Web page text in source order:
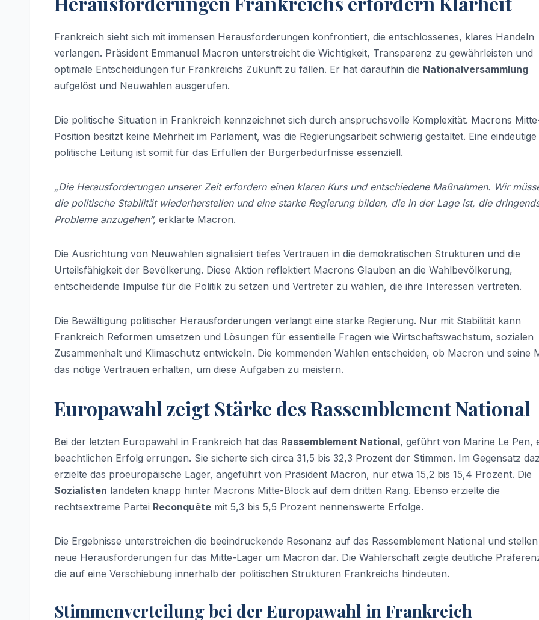
Frankreich sieht sich mit immensen Herausforderungen konfrontiert, die entschlossenes, klares Handeln
verlangen. Präsident Emmanuel Macron unterstreicht die Wichtigkeit, Transparenz zu gewährleisten und
optimale Entscheidungen für Frankreichs Zukunft zu fällen. Er hat daraufhin die Nationalversammlung
aufgelöst und Neuwahlen ausgerufen.
Die politische Situation in Frankreich kennzeichnet sich durch anspruchsvolle Komplexität. Macrons
Position besitzt keine Mehrheit im Parlament, was die Regierungsarbeit schwierig gestaltet. Eine eindeutige
politische Leitung ist somit für das Erfüllen der Bürgerbedürfnisse essenziell.
„Die Herausforderungen unserer Zeit erfordern einen klaren Kurs und entschiedene Maßnahmen. Wir
die politische Stabilität wiederherstellen und eine starke Regierung bilden, die in der Lage ist, die
Probleme anzugehen“, erklärte Macron.
Die Ausrichtung von Neuwahlen signalisiert tiefes Vertrauen in die demokratischen Strukturen und die
Urteilsfähigkeit der Bevölkerung. Diese Aktion reflektiert Macrons Glauben an die Wahlbevölkerung,
entscheidende Impulse für die Politik zu setzen und Vertreter zu wählen, die ihre Interessen vertreten.
Die Bewältigung politischer Herausforderungen verlangt eine starke Regierung. Nur mit Stabilität kann
Frankreich Reformen umsetzen und Lösungen für essentielle Fragen wie Wirtschaftswachstum, sozialen
Zusammenhalt und Klimaschutz entwickeln. Die kommenden Wahlen entscheiden, ob Macron und seine
das nötige Vertrauen erhalten, um diese Aufgaben zu meistern.
Europawahl zeigt Stärke des Rassemblement National
Bei der letzten Europawahl in Frankreich hat das Rassemblement National, geführt von Marine Le Pen,
beachtlichen Erfolg errungen. Sie sicherte sich circa 31,5 bis 32,3 Prozent der Stimmen. Im Gegensatz
erzielte das proeuropäische Lager, angeführt von Präsident Macron, nur etwa 15,2 bis 15,4 Prozent. Die
Sozialisten landeten knapp hinter Macrons Mitte-Block auf dem dritten Rang. Ebenso erzielte die
rechtsextreme Partei Reconquête mit 5,3 bis 5,5 Prozent nennenswerte Erfolge.
Die Ergebnisse unterstreichen die beeindruckende Resonanz auf das Rassemblement National und stellen
neue Herausforderungen für das Mitte-Lager um Macron dar. Die Wählerschaft zeigte deutliche
die auf eine Verschiebung innerhalb der politischen Strukturen Frankreichs hindeuten.
Stimmenverteilung bei der Europawahl in Frankreich